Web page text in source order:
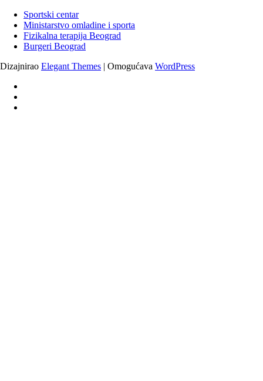
Sportski centar
Ministarstvo omladine i sporta
Fizikalna terapija Beograd
Burgeri Beograd
Dizajnirao Elegant Themes | Omogućava WordPress